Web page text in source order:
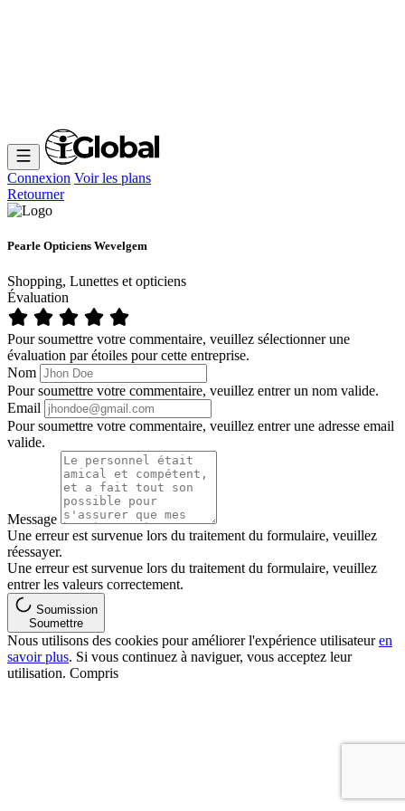
Connexion Voir les plans
Retourner
Pearle Opticiens Wevelgem
Shopping, Lunettes et opticiens
Évaluation
Pour soumettre votre commentaire, veuillez sélectionner une
évaluation par étoiles pour cette entreprise.
Nom
Pour soumettre votre commentaire, veuillez entrer un nom valide.
Email
Pour soumettre votre commentaire, veuillez entrer une adresse email
valide.
Message
Une erreur est survenue lors du traitement du formulaire, veuillez
réessayer.
Une erreur est survenue lors du traitement du formulaire, veuillez
entrer les valeurs correctement.
Soumission
Soumettre
Nous utilisons des cookies pour améliorer l'expérience utilisateuren
savoir plus. Si vous continuez à naviguer, vous acceptez leur
utilisation. Compris